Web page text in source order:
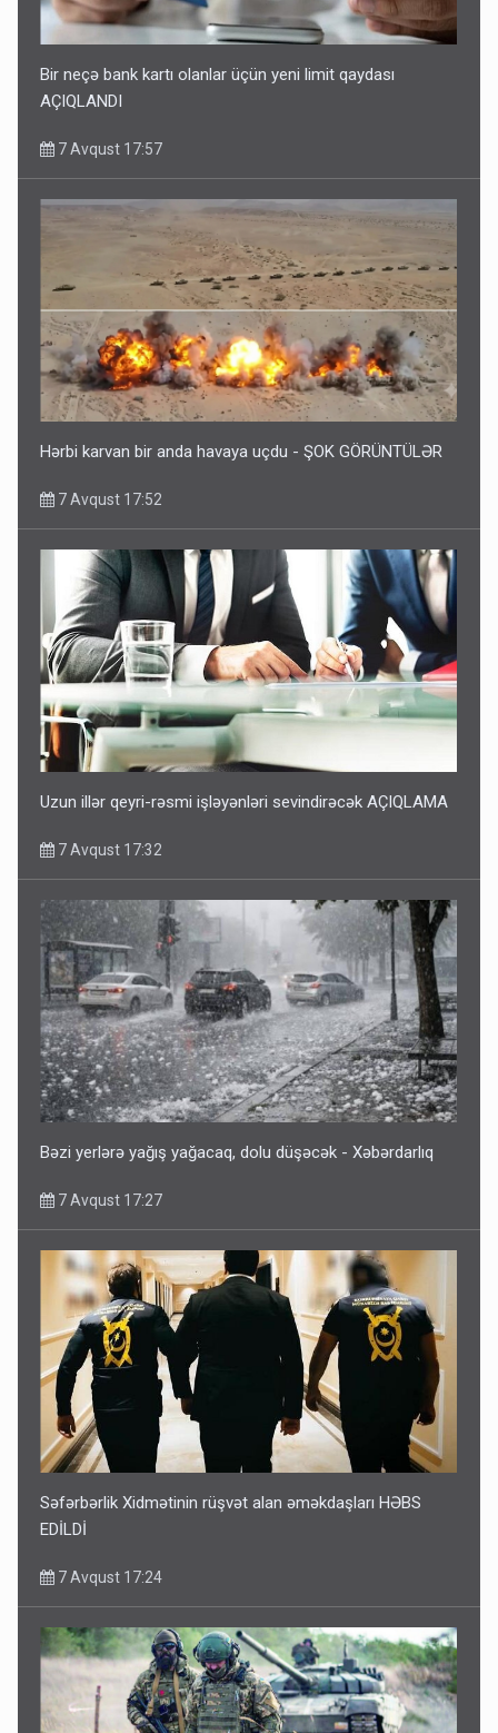
Bir neçə bank kartı olanlar üçün yeni limit qaydası
AÇIQLANDI
7 Avqust 17:57
Hərbi karvan bir anda havaya uçdu - ŞOK GÖRÜNTÜLƏR
7 Avqust 17:52
Uzun illər qeyri-rəsmi işləyənləri sevindirəcək AÇIQLAMA
7 Avqust 17:32
Bəzi yerlərə yağış yağacaq, dolu düşəcək - Xəbərdarlıq
7 Avqust 17:27
Səfərbərlik Xidmətinin rüşvət alan əməkdaşları HƏBS
EDİLDİ
7 Avqust 17:24